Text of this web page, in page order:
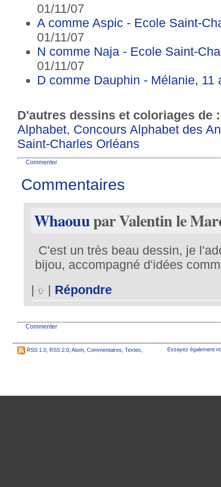
01/11/07
A comme Aspic - Ecole Saint-
01/11/07
N comme Naja - Ecole Saint-
01/11/07
D comme Dauphin - Mélanie, 11
D'autres dessins et coloriages de
Alphabet, Concours Alphabet des
Saint-Charles Orléans
Commenter
Commentaires
Whaouupar Valentin le
C'est un très beau dessin, je
bijou, accompagné d'idées
|
| Répondre
Commenter
RSS 1.0 RSS 2.0 Atom Commentaires Textes Essayez également